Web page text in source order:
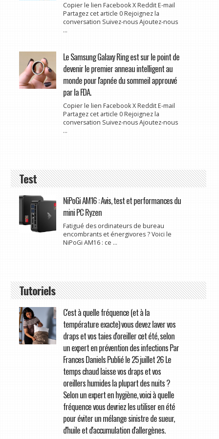
Copier le lien Facebook X Reddit E-mail
Partagez cet article 0 Rejoignez la
conversation Suivez-nous Ajoutez-nous
...
Le Samsung Galaxy Ring est sur le point de
devenir le premier anneau intelligent au
monde pour l'apnée du sommeil approuvé
par la FDA.
Copier le lien Facebook X Reddit E-mail
Partagez cet article 0 Rejoignez la
conversation Suivez-nous Ajoutez-nous
...
Test
NiPoGi AM16 : Avis, test et performances du
mini PC Ryzen
Fatigué des ordinateurs de bureau
encombrants et énergivores ? Voici le
NiPoGi AM16 : ce ...
Tutoriels
C'est à quelle fréquence (et à la
température exacte) vous devez laver vos
draps et vos taies d'oreiller cet été, selon
un expert en prévention des infections Par
Frances Daniels Publié le 25 juillet 26 Le
temps chaud laisse vos draps et vos
oreillers humides la plupart des nuits ?
Selon un expert en hygiène, voici à quelle
fréquence vous devriez les utiliser en été
pour éviter un mélange sinistre de sueur,
d'huile et d'accumulation d'allergènes.